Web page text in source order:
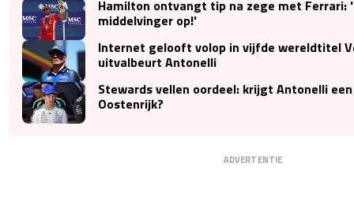
Hamilton ontvangt tip na zege met Ferrari:
middelvinger op!'
Internet gelooft volop in vijfde wereldtitel
uitvalbeurt Antonelli
Stewards vellen oordeel: krijgt Antonelli
Oostenrijk?
ADVERTENTIE